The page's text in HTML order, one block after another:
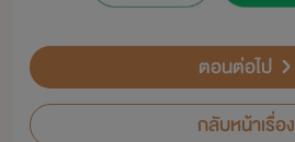
ตอนต่อไป
กลับหน้าเรื่อง